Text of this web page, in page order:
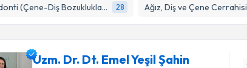
Ortodonti (Çene-Diş Bozuklukları) 28 Ağız, Diş ve Çene Cerrahisi
Uzm. Dr. Dt. Emel Yeşil Şahin